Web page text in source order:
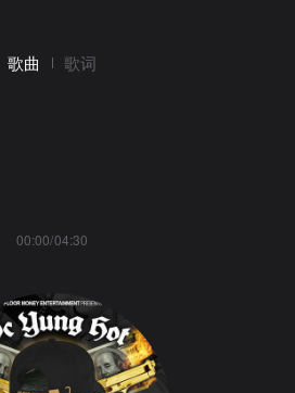
歌曲 歌词
00:00/04:30